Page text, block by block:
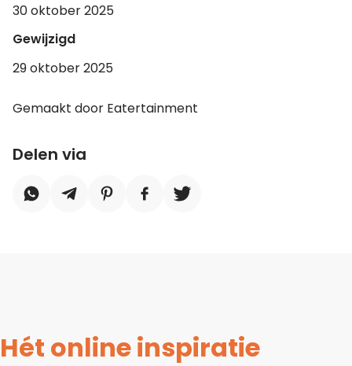
30 oktober 2025
Gewijzigd
29 oktober 2025
Gemaakt door Eatertainment
Delen via
Hét online inspiratie